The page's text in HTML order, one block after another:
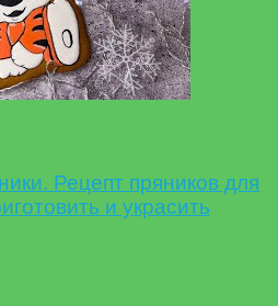
Рецепт пряников для
и украсить